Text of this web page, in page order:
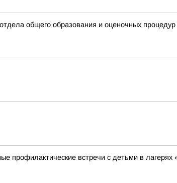
общего образования и оценочных
профилактические встречи с детьми в